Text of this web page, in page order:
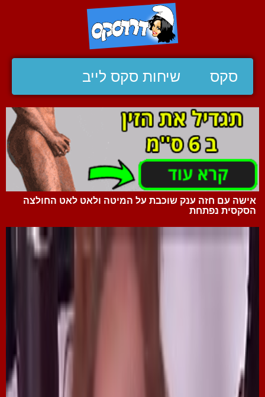
סקס שיחות סקס לייב
אישה עם חזה ענק שוכבת על המיטה ולאט לאט החולצה
הסקסית נפתחת